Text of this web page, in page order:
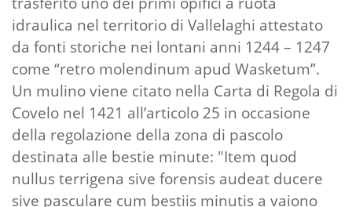
idraulica nel territorio di Vallelaghi attestato
da fonti storiche nei lontani anni 1244 – 1247
come “retro molendinum apud Wasketum”.
Un mulino viene citato nella Carta di Regola di
Covelo nel 1421 all’articolo 25 in occasione
della regolazione della zona di pascolo
destinata alle bestie minute: "Item quod
nullus terrigena sive forensis audeat ducere
sive pasculare cum bestiis minutis a vaiono